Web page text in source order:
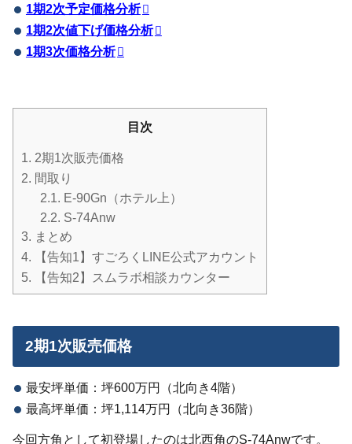
1期2次予定価格分析
1期2次値下げ価格分析
1期3次価格分析
目次
1. 2期1次販売価格
2. 間取り
2.1. E-90Gn（ホテル上）
2.2. S-74Anw
3. まとめ
4. 【告知1】すごろくLINE公式アカウント
5. 【告知2】スムラボ相談カウンター
2期1次販売価格
最安坪単価：坪600万円（北向き4階）
最高坪単価：坪1,114万円（北向き36階）
今回方角として初登場したのは北西角のS-74Anwです。